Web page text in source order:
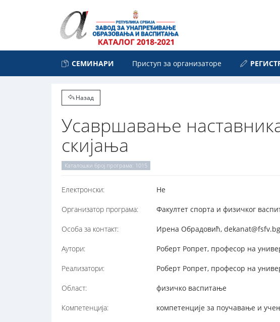
СЕМИНАРИ Приступ за организаторе
Назад
Усавршавање
скијања
Каталошки број програма: 1015
Електронски: Не
Организатор програма: Факултет спорта и физичког
Особа за контакт: Ирена Обрадовић,
Аутори: Роберт Ропрет, професор на
Реализатори: Роберт Ропрет, професор на
Област: физичко васпитање
Компетенција: компетенције за поучавање и